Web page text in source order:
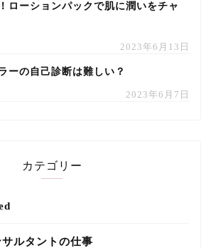
ローションパックで肌に潤いをチャ
2023年6月13日
ーの自己診断は難しい？
2023年6月7日
カテゴリー
ルタントの仕事